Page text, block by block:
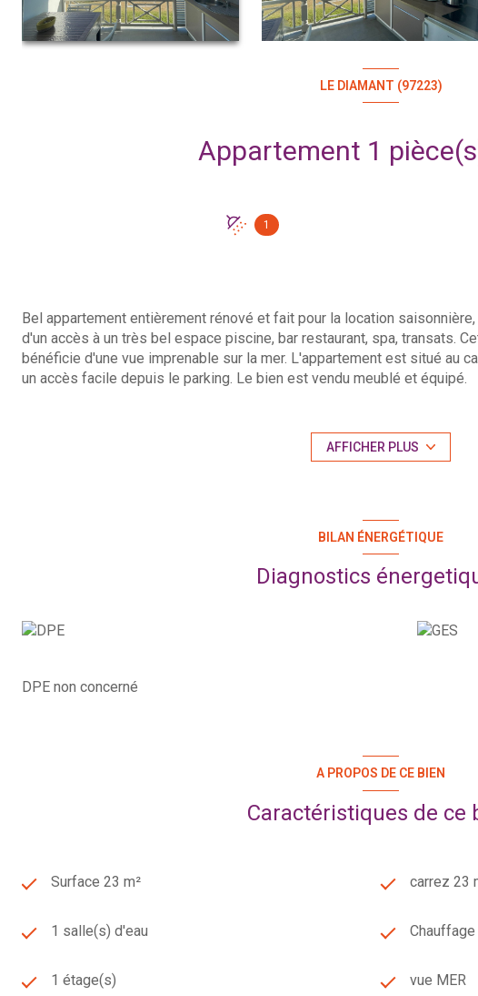
LE DIAMANT (97223)
1
Bel appartement entièrement rénové et fait pour la location
d'un accès à un très bel espace piscine, bar restaurant, spa, transats.
bénéficie d'une vue imprenable sur la mer. L'appartement est situé au
un accès facile depuis le parking. Le bien est vendu meublé et équipé.
Montant annuel de la quote-part de charges courantes : 1600 € (eau et
cours de réalisation. Les informations sur les risques auxquels ce
AFFICHER PLUS
BILAN ÉNERGÉTIQUE
Diagnostics
DPE non concerné
A PROPOS DE CE BIEN
Caractéristiques de ce
Surface 23 m² carrez 23
1 salle(s) d'eau Chauffage
1 étage(s) vue MER